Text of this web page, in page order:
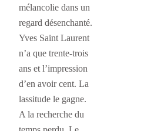
mélancolie dans un
regard désenchanté.
Yves Saint Laurent
n’a que trente-trois
ans et l’impression
d’en avoir cent. La
lassitude le gagne.
A la recherche du